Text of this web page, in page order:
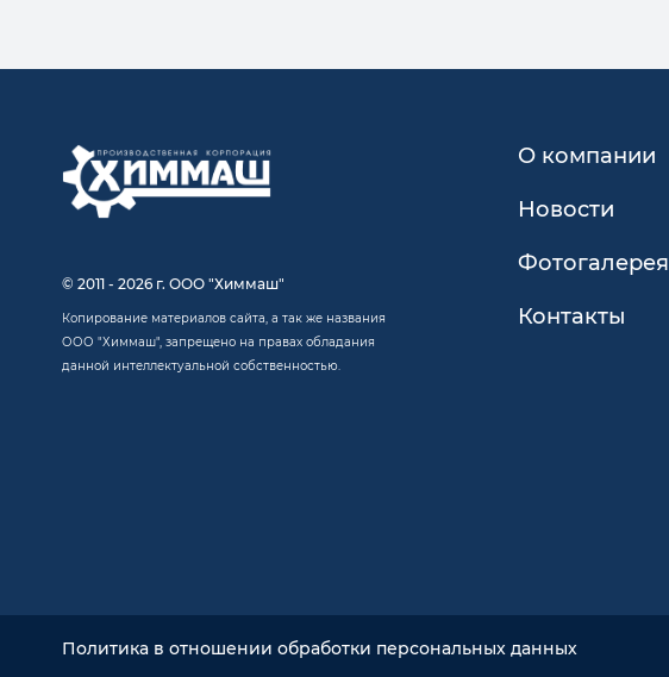
© 2011 - 2026 г. ООО "Химмаш"
Копирование материалов сайта, а так же названия
ООО "Химмаш", запрещено на правах обладания
данной интеллектуальной собственностью.
О компании
Новости
Фотогалерея
Контакты
Политика в отношении обработки персональных данных